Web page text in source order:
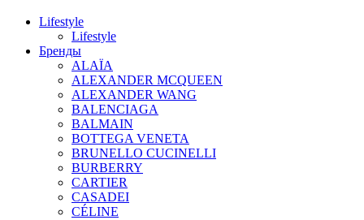
Lifestyle
Lifestyle
Бренды
ALAÏA
ALEXANDER MCQUEEN
ALEXANDER WANG
BALENCIAGA
BALMAIN
BOTTEGA VENETA
BRUNELLO CUCINELLI
BURBERRY
CARTIER
CASADEI
CÉLINE